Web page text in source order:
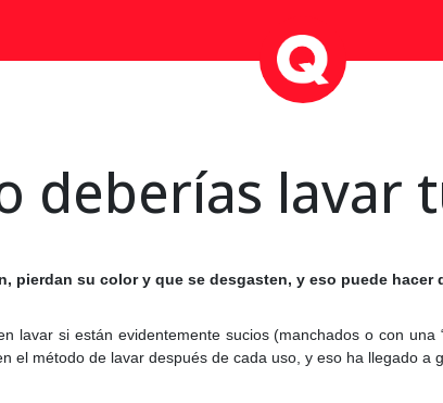
deberías lavar
pierdan su color y que se desgasten, y eso puede hacer
lavar si están evidentemente sucios (manchados o con
el método de lavar después de cada uso, y eso ha llegado a